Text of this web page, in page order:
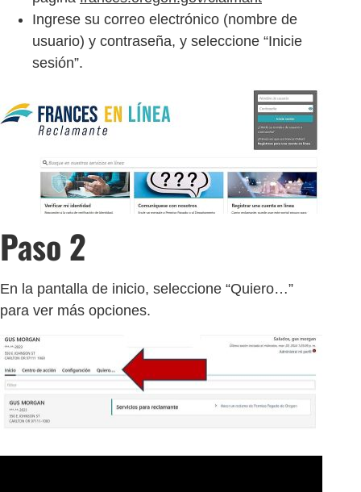
Ingrese su correo electrónico (nombre de
usuario) y contraseña, y seleccione “Inicie
sesión”.
Paso 2
En la pantalla de inicio, seleccione “Quiero…”
para ver más opciones.